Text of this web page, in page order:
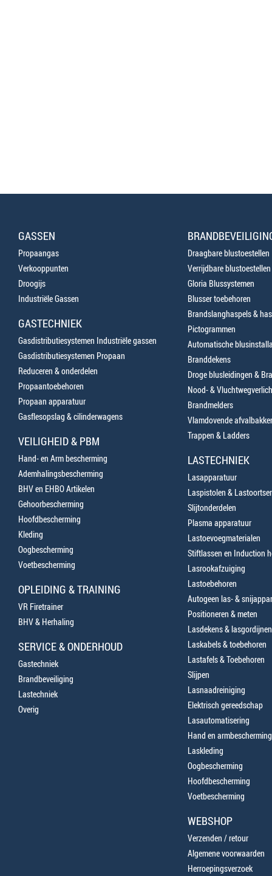
GASSEN
Propaangas
Verkooppunten
Droogijs
Industriële Gassen
GASTECHNIEK
Gasdistributiesystemen Industriële gassen
Gasdistributiesystemen Propaan
Reduceren & onderdelen
Propaantoebehoren
Propaan apparatuur
Gasflesopslag & cilinderwagens
VEILIGHEID & PBM
Hand- en Arm bescherming
Ademhalingsbescherming
BHV en EHBO Artikelen
Gehoorbescherming
Hoofdbescherming
Kleding
Oogbescherming
Voetbescherming
OPLEIDING & TRAINING
VR Firetrainer
BHV & Herhaling
SERVICE & ONDERHOUD
Gastechniek
Brandbeveiliging
Lastechniek
Overig
Draagbare blustoestellen
Verrijdbare blustoestellen
Gloria Blussystemen
Blusser toebehoren
Brandslanghaspels &
Pictogrammen
Automatische
Branddekens
Droge blusleidingen &
Nood- &
Brandmelders
Vlamdovende
Trappen & Ladders
LASTECHNIEK
Lasapparatuur
Laspistolen &
Slijtonderdelen
Plasma apparatuur
Lastoevoegmaterialen
Stiftlassen en Induction
Lasrookafzuiging
Lastoebehoren
Autogeen las- &
Positioneren & meten
Lasdekens & lasgordijnen
Laskabels & toebehoren
Lastafels & Toebehoren
Slijpen
Lasnaadreiniging
Elektrisch gereedschap
Lasautomatisering
Hand en armbescherming
Laskleding
Oogbescherming
Hoofdbescherming
Voetbescherming
WEBSHOP
Verzenden / retour
Algemene voorwaarden
Herroepingsverzoek